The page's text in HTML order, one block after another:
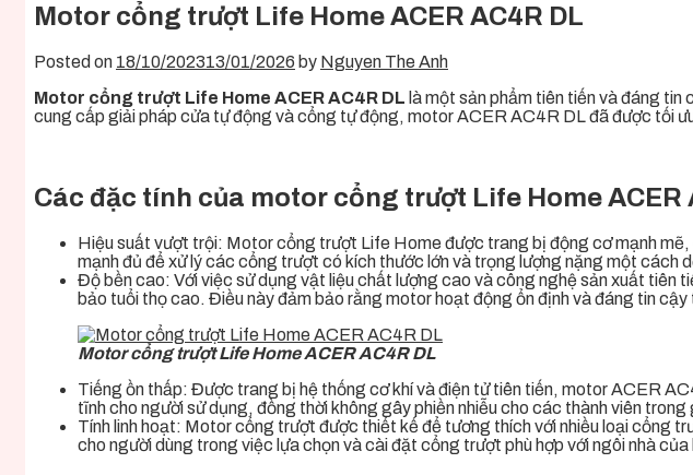
Motor cổng trượt Life Home ACER AC4R DL
Posted on 18/10/202313/01/2026 by Nguyen The Anh
Motor cổng trượt Life Home ACER AC4R DL là một sản phẩm tiên tiến và đáng
cung cấp giải pháp cửa tự động và cổng tự động, motor ACER AC4R DL đã được tối
Các đặc tính của motor cổng trượt Life Home ACER
Hiệu suất vượt trội: Motor cổng trượt Life Homeđược trang bị động cơ mạnh
mạnh đủ để xử lý các cổng trượt có kích thước lớn và trọng lượng nặng một cách
Độ bền cao: Với việc sử dụng vật liệu chất lượng cao và công nghệ sản xuất tiên
bảo tuổi thọ cao. Điều này đảm bảo rằng motor hoạt động ổn định và đáng tin
Motor cổng trượt Life Home ACER AC4R DL
Tiếng ồn thấp: Được trang bị hệ thống cơ khí và điện tử tiên tiến, motor ACER
tĩnh cho người sử dụng, đồng thời không gây phiền nhiễu cho các thành viên trong
Tính linh hoạt: Motor cổng trượt được thiết kế để tương thích với nhiều loại cổng
cho người dùng trong việc lựa chọn và cài đặt cổng trượt phù hợp với ngôi nhà của